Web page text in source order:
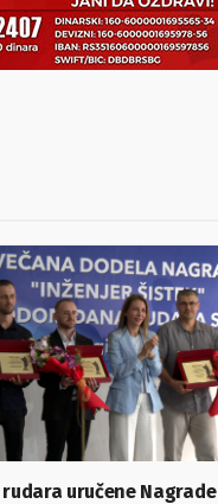
uručene Nagrade